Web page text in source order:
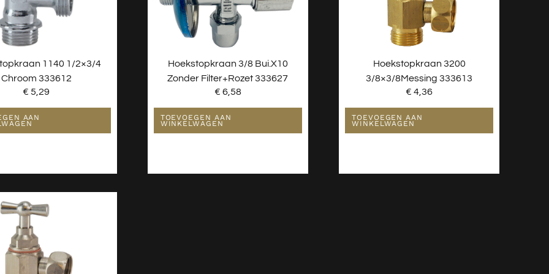
1140 1/2×3/4
Chroom 333612
€ 5,29
AAN
Hoekstopkraan 3/8 Bui.x10
Zonder Filter+rozet 333627
€ 6,58
TOEVOEGEN AAN
WINKELWAGEN
Hoekstopkraan 3200
3/8×3/8Messing 333613
€ 4,36
TOEVOEGEN AAN
WINKELWAGEN